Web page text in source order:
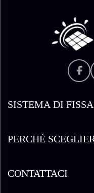
SISTEMA DI
PERCHÉ
CONTATTACI